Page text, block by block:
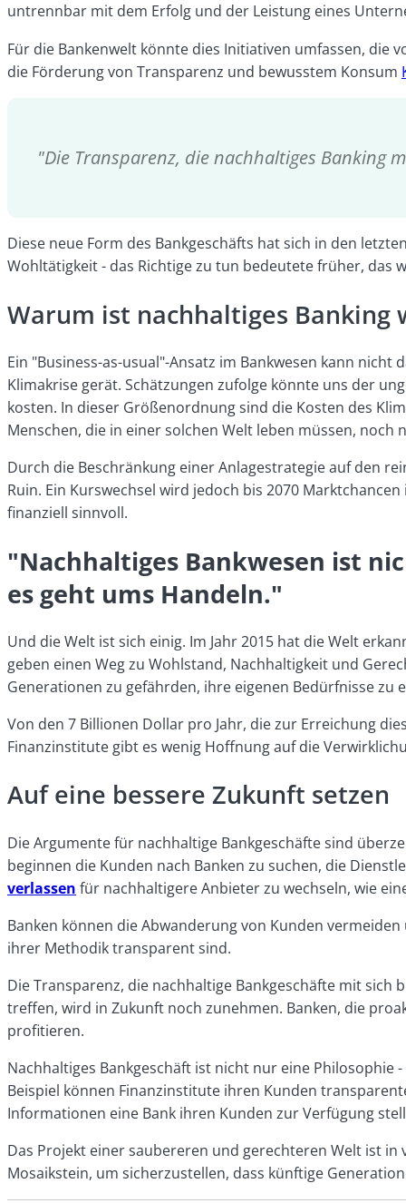
untrennbar mit dem Erfolg und der Leistung eines
Für die Bankenwelt könnte dies Initiativen umfassen,
die Förderung von Transparenz und bewusstem Konsum
"Die Transparenz, die nachhaltiges Banking
Diese neue Form des Bankgeschäfts hat sich in den
Wohltätigkeit - das Richtige zu tun bedeutete früher,
Warum ist nachhaltiges
Ein "Business-as-usual"-Ansatz im Bankwesen kann
Klimakrise gerät. Schätzungen zufolge könnte uns der
kosten. In dieser Größenordnung sind die Kosten des
Menschen, die in einer solchen Welt leben müssen,
Durch die Beschränkung einer Anlagestrategie auf den
Ruin. Ein Kurswechsel wird jedoch bis 2070
finanziell sinnvoll.
"Nachhaltiges Bankwesen ist
es geht ums Handeln."
Und die Welt ist sich einig. Im Jahr 2015 hat die Welt
geben einen Weg zu Wohlstand, Nachhaltigkeit und
Generationen zu gefährden, ihre eigenen Bedürfnisse
Von den 7 Billionen Dollar pro Jahr, die zur Erreichung
Finanzinstitute gibt es wenig Hoffnung auf die
Auf eine bessere Zukunft setzen
Die Argumente für nachhaltige Bankgeschäfte sind
beginnen die Kunden nach Banken zu suchen, die
verlassen für nachhaltigere Anbieter zu wechseln, wie
Banken können die Abwanderung von Kunden
ihrer Methodik transparent sind.
Die Transparenz, die nachhaltige Bankgeschäfte mit
treffen, wird in Zukunft noch zunehmen. Banken, die
profitieren.
Nachhaltiges Bankgeschäft ist nicht nur eine Philosophie
Beispiel können Finanzinstitute ihren Kunden
Informationen eine Bank ihren Kunden zur Verfügung
Das Projekt einer saubereren und gerechteren Welt ist
Mosaikstein, um sicherzustellen, dass künftige